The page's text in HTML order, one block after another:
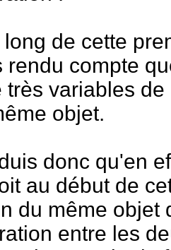
long de cette
rendu compte
très variables
objet.
donc qu'en
au début de
du même objet
entre les